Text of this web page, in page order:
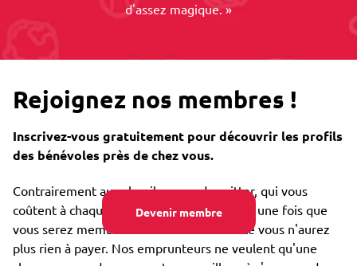
Devenir membre
d'assez magique. »
Rejoignez nos membres !
Inscrivez-vous gratuitement pour découvrir les profils
des bénévoles près de chez vous.
Contrairement aux chenils ou un dog sitter, qui vous
coûtent à chaque fois que vous les utilisez, une fois que
vous serez membre de notre communauté vous n'aurez
plus rien à payer. Nos emprunteurs ne veulent qu'une